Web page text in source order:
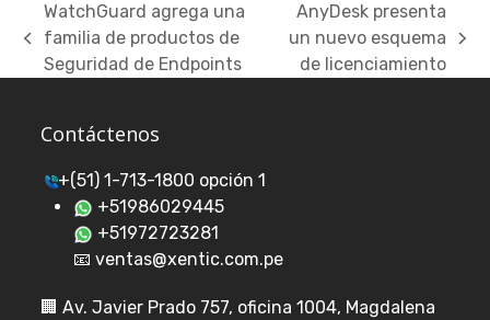
previous
post:
WatchGuard agrega una
familia de productos de
Seguridad de Endpoints
next
post:
AnyDesk presenta
un nuevo esquema
de licenciamiento
Contáctenos
+(51) 1-713-1800 opción 1
+51986029445
+51972723281
📧 ventas@xentic.com.pe
🏢Av. Javier Prado 757, oficina 1004, Magdalena